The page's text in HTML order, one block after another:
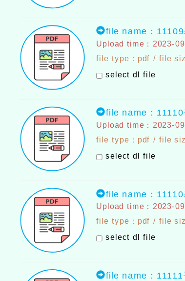
file name：11109
Upload time：2023-
file type：pdf / file
select dl file
file name：
Upload time：2023-
file type：pdf / file
select dl file
file name：11110
Upload time：2023-
file type：pdf / file
select dl file
file name：